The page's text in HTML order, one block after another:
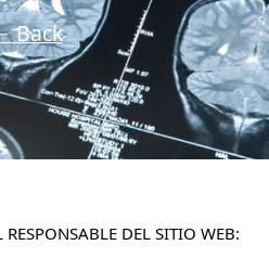
Back
DEL SITIO WEB: